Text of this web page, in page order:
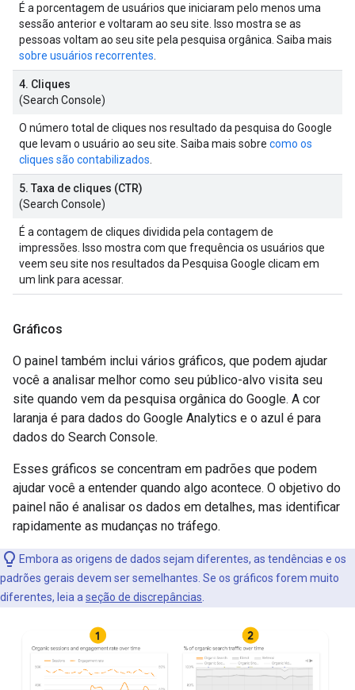
É a porcentagem de usuários que iniciaram pelo menos uma
sessão anterior e voltaram ao seu site. Isso mostra se as
pessoas voltam ao seu site pela pesquisa orgânica. Saiba mais
sobre usuários recorrentes
4. Cliques
(Search Console)
O número total de cliques nos resultado da pesquisa do Google
que levam o usuário ao seu site. Saiba mais sobre como os
cliques são contabilizados
5. Taxa de cliques (CTR)
(Search Console)
É a contagem de cliques dividida pela contagem de
impressões. Isso mostra com que frequência os usuários que
veem seu site nos resultados da Pesquisa Google clicam em
um link para acessar.
Gráficos
O painel também inclui vários gráficos, que podem ajudar
você a analisar melhor como seu público-alvo visita seu
site quando vem da pesquisa orgânica do Google. A cor
laranja é para dados do Google Analytics e o azul é para
dados do Search Console.
Esses gráficos se concentram em padrões que podem
ajudar você a entender quando algo acontece. O objetivo do
painel não é analisar os dados em detalhes, mas identificar
rapidamente as mudanças no tráfego.
Embora as origens de dados sejam diferentes, as tendências e os
padrões gerais devem ser semelhantes. Se os gráficos forem muito
diferentes, leia a seção de discrepâncias